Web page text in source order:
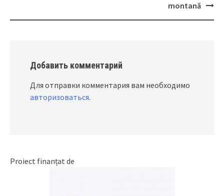
montană
Добавить комментарий
Для отправки комментария вам необходимо
авторизоваться.
Proiect finanțat de